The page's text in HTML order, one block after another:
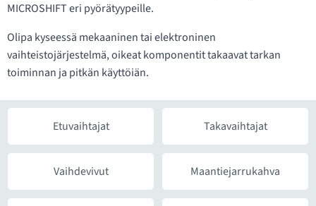
MICROSHIFT eri pyörätyypeille.
Olipa kyseessä mekaaninen tai elektroninen
vaihteistojärjestelmä, oikeat komponentit takaavat tarkan
toiminnan ja pitkän käyttöiän.
Etuvaihtajat Takavaihtajat
Vaihdevivut Maantiejarrukahva